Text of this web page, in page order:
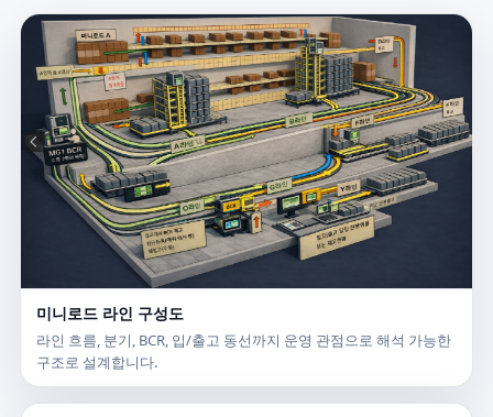
미니로드 라인 구성도
라인 흐름, 분기, BCR, 입/출고 동선까지 운영 관점으로 해석 가능한
구조로 설계합니다.